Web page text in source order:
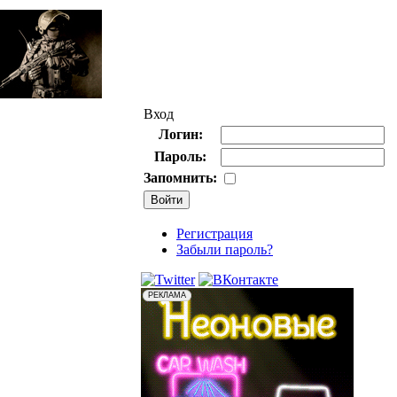
Вход
Логин:
Пароль:
Запомнить:
Регистрация
Забыли пароль?